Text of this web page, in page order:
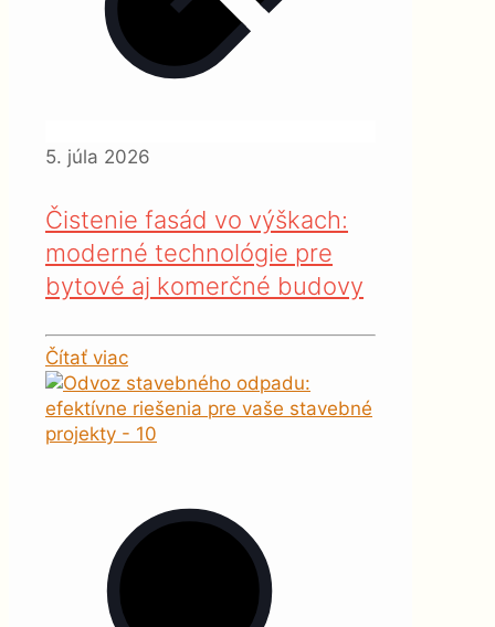
5. júla 2026
Čistenie fasád vo výškach:
moderné technológie pre
bytové aj komerčné budovy
Čítať viac